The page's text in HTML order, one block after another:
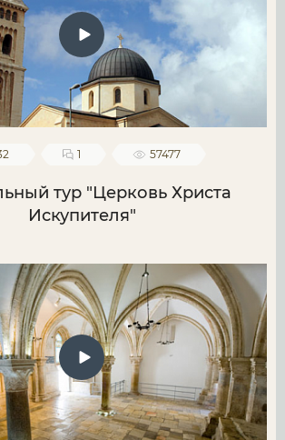
1 57477
тур "Церковь Христа
Искупителя"